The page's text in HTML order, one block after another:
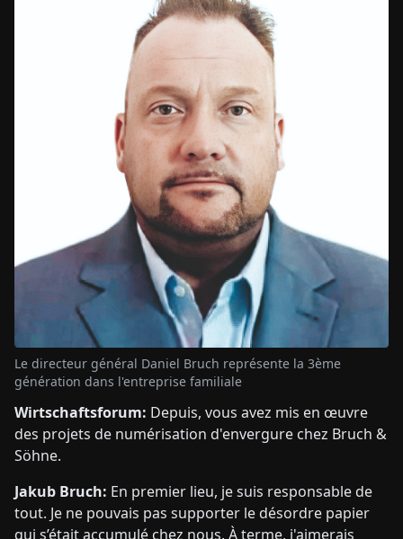
Le directeur général Daniel Bruch représente la 3ème
génération dans l'entreprise familiale
Wirtschaftsforum: Depuis, vous avez mis en œuvre
des projets de numérisation d'envergure chez Bruch &
Söhne.
Jakub Bruch: En premier lieu, je suis responsable de
tout. Je ne pouvais pas supporter le désordre papier
qui s’était accumulé chez nous. À terme, j'aimerais